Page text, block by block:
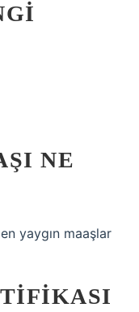
NE
yaygın maaşlar